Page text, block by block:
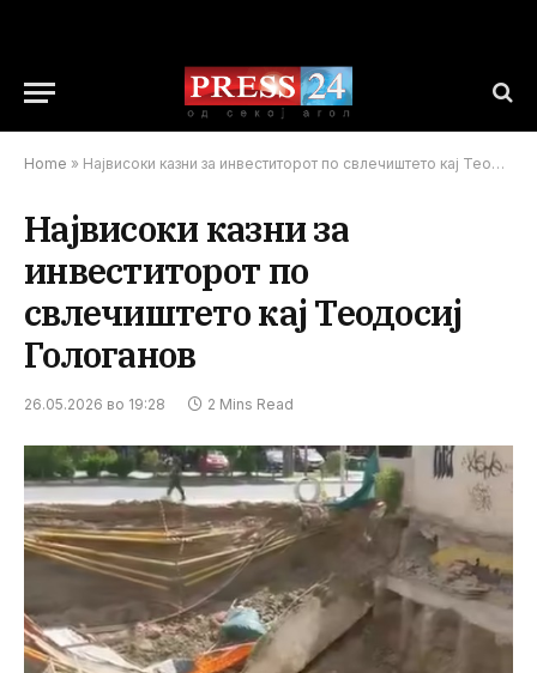
Home » Највисоки казни за инвеститорот по свлечиштето кај Теодосиј Гологанов
Највисоки казни за
инвеститорот по
свлечиштето кај Теодосиј
Гологанов
26.05.2026 во 19:28 2 Mins Read